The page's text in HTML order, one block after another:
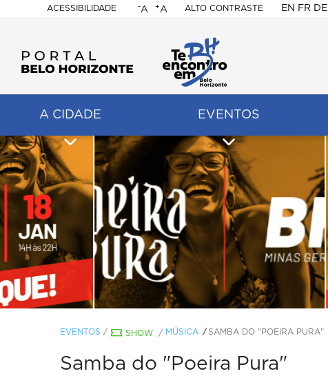
ACESSIBILIDADE
BELO
HORIZONTE
-A +A ALTO CONTRASTE EN FR DE
A CIDADE EVENTOS
EVENTOS / SHOW / MÚSICA SAMBA DO "POEIRA PURA"
Samba do "Poeira Pura"